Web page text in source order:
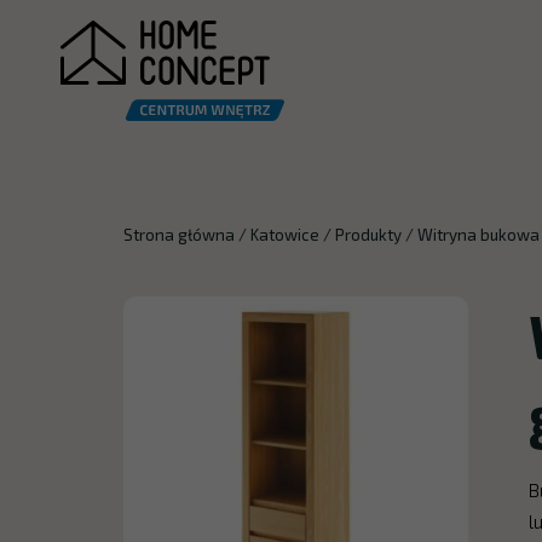
Strona główna / Katowice /Produkty /Witryna bukowa